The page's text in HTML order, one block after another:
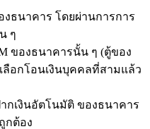
งธนาคาร โดยผ่านการการ
ๆ
ของธนาคารนั้น ๆ (ตู้ของ
อกโอนเงินบุคคลที่สามแล้ว
กเงินอัตโนมัติ ของธนาคาร
กต้อง